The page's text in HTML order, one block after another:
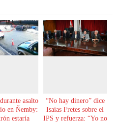
asalto
en Ñemby:
estaría
“No hay dinero” dice
Isaías Fretes sobre el
IPS y refuerza: “Yo no